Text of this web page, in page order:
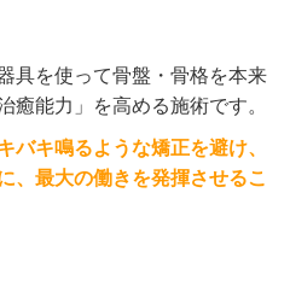
具を使って骨盤・骨格を本来
癒能力」を高める施術です。
バキ鳴るような矯正を避け、
、最大の働きを発揮させるこ